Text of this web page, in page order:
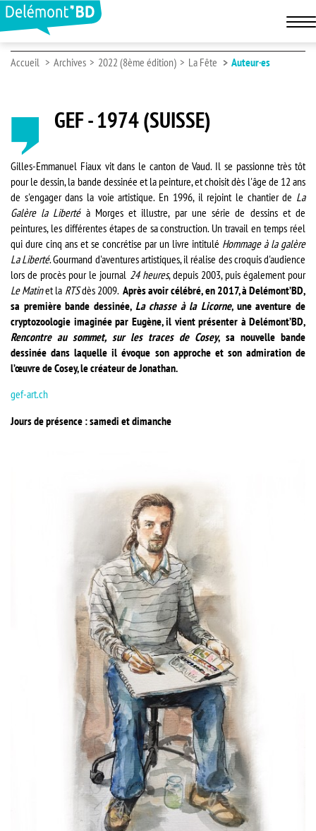
Accueil Archives 2022 (8ème édition) La Fête Auteur·es
GEF - 1974 (SUISSE)
Gilles-Emmanuel Fiaux vit dans le canton de Vaud. Il se passionne très tôt
pour le dessin, la bande dessinée et la peinture, et choisit dès l'âge de 12 ans
de s'engager dans la voie artistique. En 1996, il rejoint le chantier de La
Galère la Libertéà Morges et illustre, par une série de dessins et de
peintures, les différentes étapes de sa construction. Un travail en temps réel
qui dure cinq ans et se concrétise par un livre intitulé Hommage à la galère
La Liberté. Gourmand d'aventures artistiques, il réalise des croquis d'audience
lors de procès pour le journal 24 heures, depuis 2003, puis également pour
Le Matinet la RTSdès 2009.Après avoir célébré, en 2017, à Delémont’BD,
sa première bande dessinée, La chasse à la Licorne, une aventure de
cryptozoologie imaginée par Eugène, il vient présenter à Delémont’BD,
Rencontre au sommet, sur les traces de Cosey, sa nouvelle bande
dessinée dans laquelle il évoque son approche et son admiration de
l’œuvre de Cosey, le créateur de Jonathan.
gef-art.ch
Jours de présence : samedi et dimanche